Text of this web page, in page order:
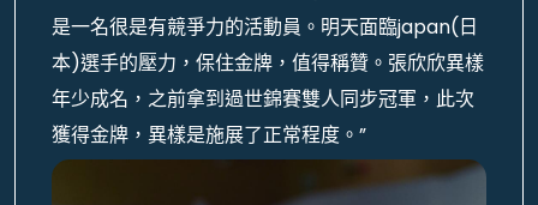
是一名很是有競爭力的活動員。明天面臨japan(日
本)選手的壓力，保住金牌，值得稱贊。張欣欣異樣
年少成名，之前拿到過世錦賽雙人同步冠軍，此次
獲得金牌，異樣是施展了正常程度。”